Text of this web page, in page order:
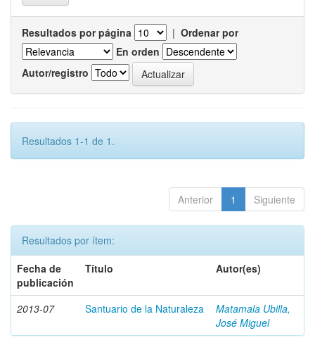
Resultados por página | Ordenar por
En orden
Autor/registro
Resultados 1-1 de 1.
Anterior 1 Siguiente
Resultados por ítem:
Fecha de
publicación
Título Autor(es)
2013-07 Santuario de la Naturaleza
Matamala Ubilla,
José Miguel